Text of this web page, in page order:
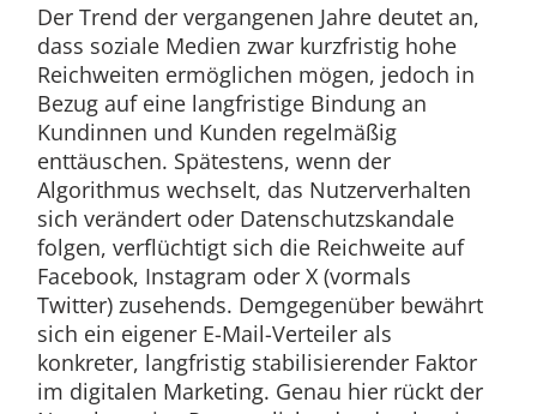
Der Trend der vergangenen Jahre deutet an,
dass soziale Medien zwar kurzfristig hohe
Reichweiten ermöglichen mögen, jedoch in
Bezug auf eine langfristige Bindung an
Kundinnen und Kunden regelmäßig
enttäuschen. Spätestens, wenn der
Algorithmus wechselt, das Nutzerverhalten
sich verändert oder Datenschutzskandale
folgen, verflüchtigt sich die Reichweite auf
Facebook, Instagram oder X (vormals
Twitter) zusehends. Demgegenüber bewährt
sich ein eigener E-Mail-Verteiler als
konkreter, langfristig stabilisierender Faktor
im digitalen Marketing. Genau hier rückt der